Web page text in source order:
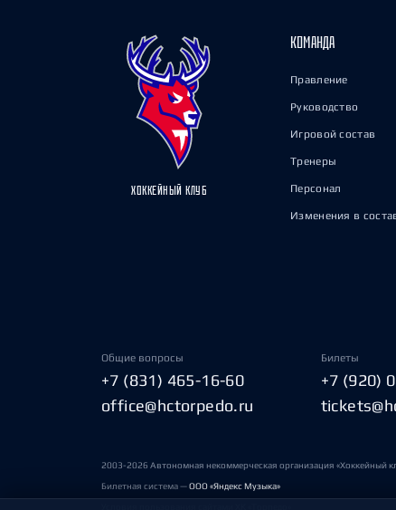
ХОККЕЙНЫЙ КЛУБ
КОМАНДА
Правление
Руководство
Игровой состав
Тренеры
Персонал
Изменения в
Общие вопросы
+7 (831) 465-16-60
office@hctorpedo.ru
Билеты
+7 (920)
2003-2026 Автономная некоммерческая организация «Хоккейный
Билетная система —ООО «Яндекс Музыка»